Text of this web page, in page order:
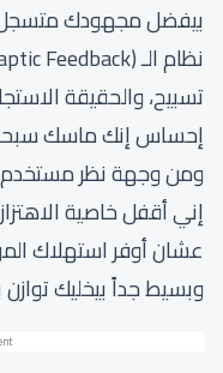
بيفضل مجهودك متسجل
تسبيح، والحقيقة
إحساس إنك ماسك سبحة
ومن وجهة نظر
إني أقفل خاصية
عشان أوفر استهلاك
وبسيط جداً بيخليك توازن